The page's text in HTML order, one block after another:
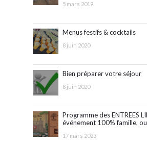
5 mars 2019
Menus festifs & cocktails
8 juin 2020
Bien préparer votre séjour
8 juin 2020
Programme des ENTREES
événement 100% famille,
17 mars 2023